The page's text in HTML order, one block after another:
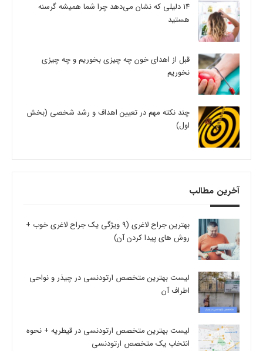
14 دلیلی که نشان می‌دهد چرا شما همیشه گرسنه
هستید
قبل از اهدای خون چه چیزی بخوریم و چه چیزی
نخوریم
چند نکته مهم در تعیین اهداف و رشد شخصی (بخش
اول)
آخرین مطالب
بهترین جراح لاغری (9 ویژگی یک جراح لاغری خوب +
روش های پیدا کردن آن)
لیست بهترین متخصص ارتودنسی در چیذر و نواحی
اطراف آن
لیست بهترین متخصص ارتودنسی در قیطریه + نحوه
انتخاب یک متخصص ارتودنسی